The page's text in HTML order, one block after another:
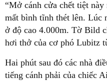
“Mở cánh cửa chết tiệt
mất bình tĩnh thét lên. Lúc
ở độ cao 4.000m. Tờ Bild
hơi thở của cơ phó Lubitz
Hai phút sau đó các nhà
tiếng cánh phải của chiếc